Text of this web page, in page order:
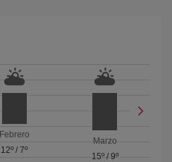
Febrero
12º / 7º
Marzo
15º/ 9º